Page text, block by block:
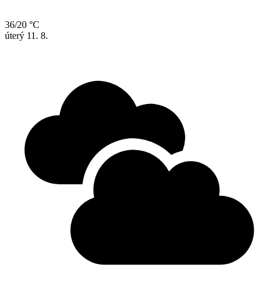
36/20 °C
úterý 11. 8.